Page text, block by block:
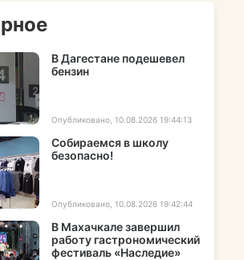
В Дагестане подешевел
бензин
Опубликовано, 10.08.2026 19:44:13
Собираемся в школу
безопасно!
Опубликовано, 10.08.2026 19:42:44
В Махачкале завершил
работу гастрономический
фестиваль «Наследие»